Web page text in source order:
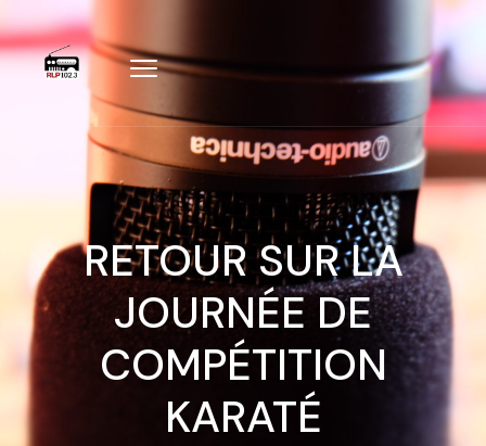
RETOUR SUR LA
JOURNÉE DE
COMPÉTITION
KARATÉ